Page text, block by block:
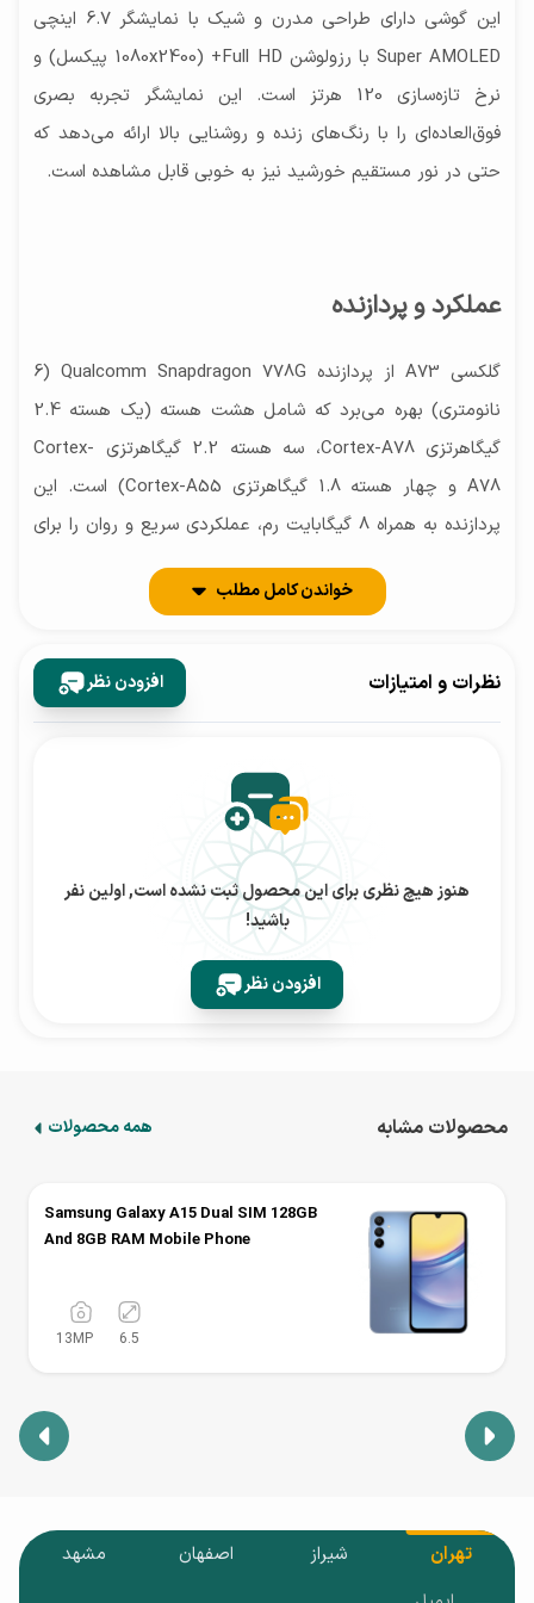
این گوشی دارای طراحی مدرن و شیک با نمایشگر 6.7 اینچی
Super AMOLED با رزولوشن Full HD+ (1080x2400 پیکسل) و
نرخ تازه‌سازی 120 هرتز است. این نمایشگر تجربه بصری
فوق‌العاده‌ای را با رنگ‌های زنده و روشنایی بالا ارائه می‌دهد که
حتی در نور مستقیم خورشید نیز به خوبی قابل مشاهده است.
عملکرد و پردازنده
گلکسی A73 از پردازنده Qualcomm Snapdragon 778G (6
نانومتری) بهره می‌برد که شامل هشت هسته (یک هسته 2.4
گیگاهرتزی Cortex-A78، سه هسته 2.2 گیگاهرتزی Cortex-
A78 و چهار هسته 1.8 گیگاهرتزی Cortex-A55) است. این
پردازنده به همراه 8 گیگابایت رم، عملکردی سریع و روان را برای
انجام وظایف چندگانه و بازی‌های سنگین فراهم می‌کند.
دوربین
(تثبیت نوری تصویر) که تصاویر واضح و بدون لرزش را تضمین
- دوربین اولتراواید: 12 مگاپیکسلی با دیافراگم f/2.2 برای عکاسی
نزدیک و جزئیات دقیق.
ضبط ویدئوهای 4K با نرخ 30 فریم بر ثانیه است.
باتری 5000 میلی‌آمپرساعتی این گوشی با پشتیبانی از شارژ سریع
کامل، بیش از دو روز استفاده مداوم را پشتیبانی کند.
خواندن کامل مطلب
نظرات و امتیازات افزودن نظر
هنوز هیچ نظری برای این محصول ثبت نشده است, اولین نفر
باشید!
افزودن نظر
محصولات مشابه همه محصولات
6.5
13MP
Samsung Galaxy A15 Dual SIM 128GB
And 8GB RAM Mobile Phone
تهران شیراز اصفهان مشهد